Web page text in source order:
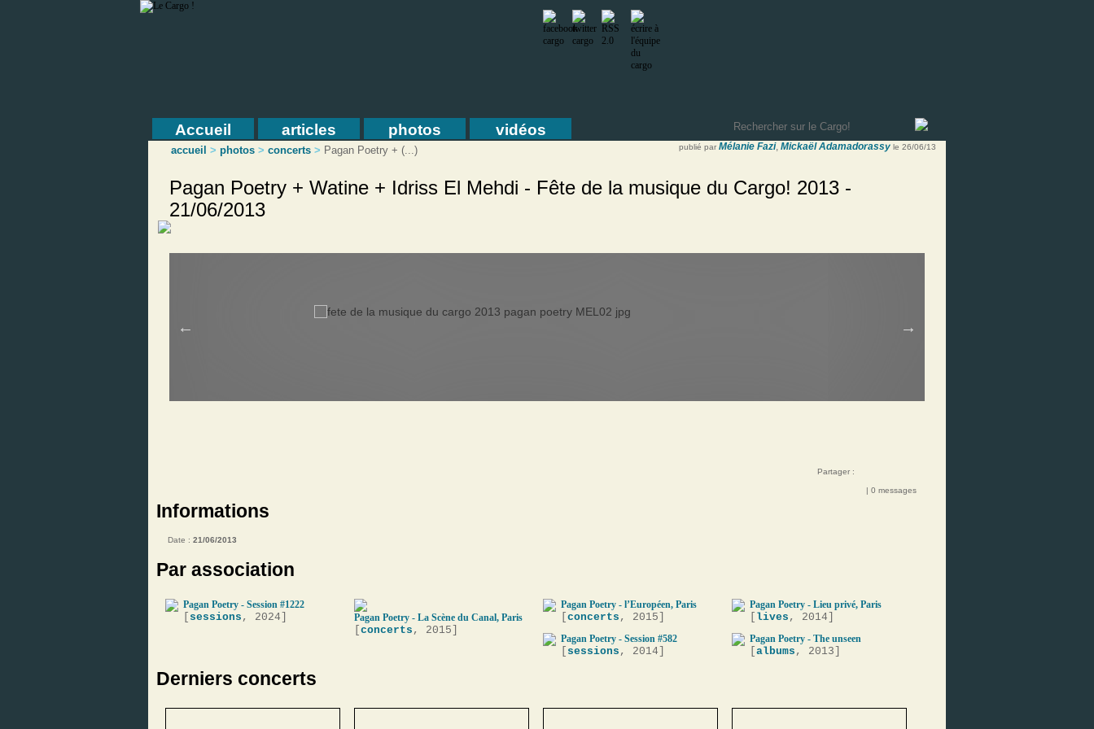
Accueil articles photos vidéos
accueil > photos > concerts > Pagan Poetry + (...) publié par Mélanie Fazi, Mickaël Adamadorassy le 26/06/13
Pagan Poetry + Watine + Idriss El Mehdi - Fête de la musique du Cargo! 2013 -
21/06/2013
Partager :
| 0 messages
Informations
Date : 21/06/2013
Par association
Pagan Poetry - Session #1222
sessions , 2024] Pagan Poetry - La Scène du Canal, Paris
concerts , 2015]
Pagan Poetry - l’Européen, Paris
concerts , 2015]
Pagan Poetry - Lieu privé, Paris
lives , 2014]
Pagan Poetry - Session #582
sessions , 2014]
Pagan Poetry - The unseen
albums , 2013]
Derniers concerts